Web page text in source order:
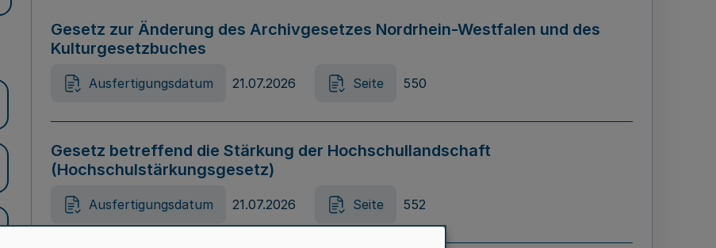
Gesetz zur Änderung des Archivgesetzes Nordrhein-Westfalen und des
Kulturgesetzbuches
Ausfertigungsdatum 21.07.2026 Seite 550
Gesetz betreffend die Stärkung der Hochschullandschaft
(Hochschulstärkungsgesetz)
Ausfertigungsdatum 21.07.2026 Seite 552